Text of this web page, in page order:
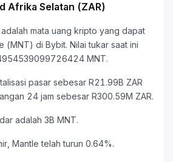
Afrika Selatan (ZAR)
mata uang kripto yang dapat
(MNT) di Bybit. Nilai tukar saat ini
MNT.
pasar sebesar R21.99B ZAR
24 jam sebesar R300.59M ZAR.
adalah 3B MNT.
Mantle telah turun 0.64%.